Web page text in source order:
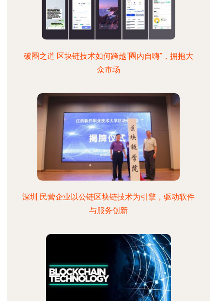
破圈之道 区块链技术如何跨越“圈内自嗨”，拥抱大
众市场
深圳 民营企业以公链区块链技术为引擎，驱动软件
与服务创新